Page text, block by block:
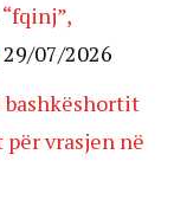
29/07/2026
bashkëshortit
vrasjen në